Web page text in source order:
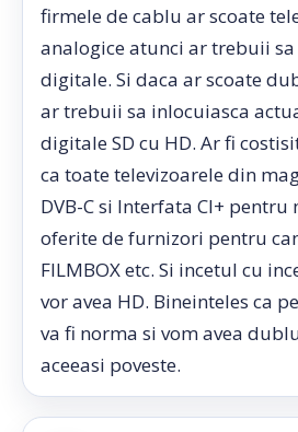
firmele de cablu ar scoate
analogice atunci ar trebuii
digitale. Si daca ar scoate
ar trebuii sa inlocuiasca
digitale SD cu HD. Ar fi
ca toate televizoarele din
DVB-C si Interfata CI+ pentru
oferite de furnizori pentru
FILMBOX etc. Si incetul cu
vor avea HD. Bineinteles ca
va fi norma si vom avea
aceeasi poveste.